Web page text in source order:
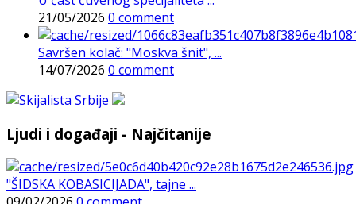
21/05/2026 0 comment
Savršen kolač: "Moskva šnit", ...
14/07/2026 0 comment
Ljudi i događaji - Najčitanije
"ŠIDSKA KOBASICIJADA", tajne ...